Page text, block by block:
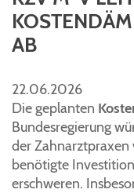
B
22.06.2026
Die geplanten
Bundesregierung
der Zahnarztpraxen
benötigte
erschweren.